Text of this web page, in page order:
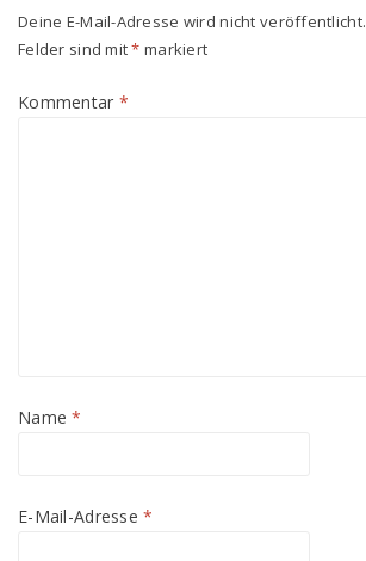
Deine E-Mail-Adresse wird nicht veröffentlicht.
Felder sind mit* markiert
Kommentar *
Name*
E-Mail-Adresse*